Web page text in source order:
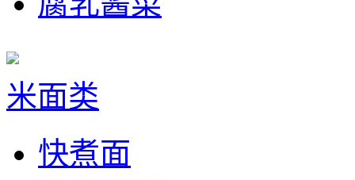
米面类
快煮面